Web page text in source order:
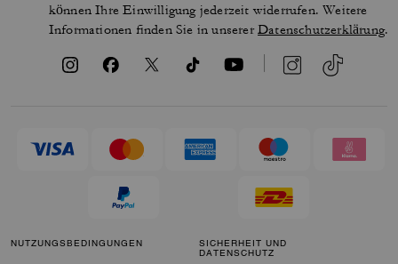
können Ihre Einwilligung jederzeit widerrufen. Weitere
Informationen finden Sie in unsererDatenschutzerklärung.
NUTZUNGSBEDINGUNGEN
SICHERHEIT UND
DATENSCHUTZ